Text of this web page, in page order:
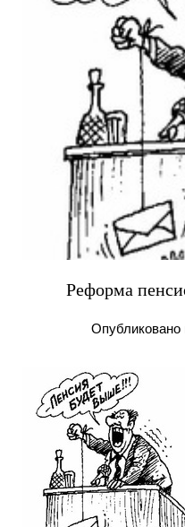
Реформа
Опубликовано